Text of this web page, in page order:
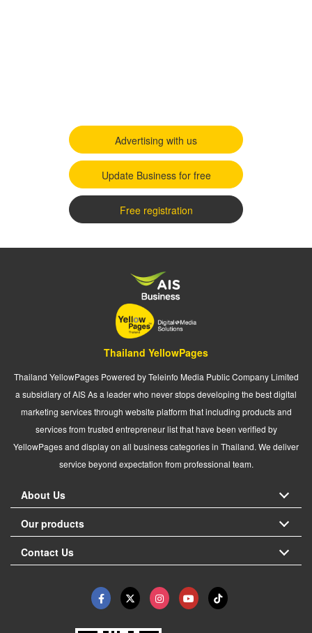
Advertising with us
Update Business for free
Free registration
Thailand YellowPages
Thailand YellowPages Powered by Teleinfo Media Public Company Limited
a subsidiary of AIS As a leader who never stops developing the best digital
marketing services through website platform that including products and
services from trusted entrepreneur list that have been verified by
YellowPages and display on all business categories in Thailand. We deliver
service beyond expectation from professional team.
About Us
Our products
Contact Us